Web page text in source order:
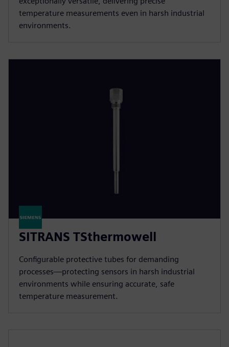
temperature measurements even in harsh industrial
environments.
SITRANS TSthermowell
Configurable protective tubes for demanding
processes—protecting sensors in harsh industrial
environments while ensuring accurate, safe
temperature measurement.